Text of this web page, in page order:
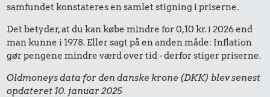
samfundet konstateres en samlet stigning i priserne.
Det betyder, at du kan købe mindre for 0,10 kr. i 2026 end
man kunne i 1978. Eller sagt på en anden måde: Inflation
gør pengene mindre værd over tid - derfor stiger priserne.
Oldmoneys data for den danske krone (DKK) blev senest
opdateret 10. januar 2025